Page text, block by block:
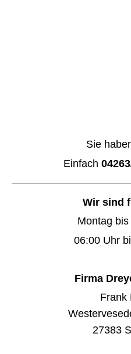
Sie
Einfach
Wir sind
Montag
06:00 Uhr
Firma
Frank
27383